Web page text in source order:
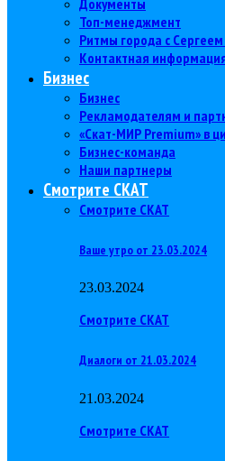
Документы
Топ-менеджмент
Ритмы города с
Контактная
Бизнес
Бизнес
Рекламодателям и
«Скат-МИР Premium» в
Бизнес-команда
Наши партнеры
Смотрите СКАТ
Смотрите СКАТ
Ваше утро от 23.03.2024
23.03.2024
Смотрите СКАТ
Диалоги от 21.03.2024
21.03.2024
Смотрите СКАТ